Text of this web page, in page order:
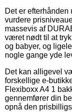
Det er
vurdere
massevis af
været nødt til at
og babyer, og
nogle gange yde
Det kan alligevel
forskellige e-
Flexiboxx A4 1
gennemfører din
opnå den